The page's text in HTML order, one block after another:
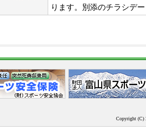
ります。別添のチラシデ
Copyright (C)